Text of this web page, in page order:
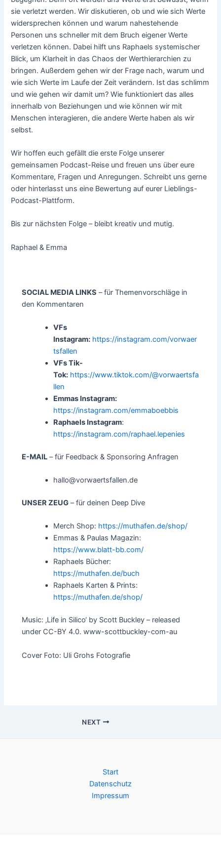
sie verletzt werden. Wir diskutieren, ob und wie sich Werte
widersprechen können und warum nahestehende
Personen uns schneller mit dem Bruch eigener Werte
verletzen können. Dabei hilft uns Raphaels systemischer
Blick, um Klarheit in das Chaos der Werthierarchien zu
bringen. Außerdem gehen wir der Frage nach, warum und
wie sich Werte im Laufe der Zeit verändern. Ist das schlimm
und wie gehen wir damit um? Wie funktioniert das alles
innerhalb von Beziehungen und wie können wir mit
Menschen interagieren, die andere Werte haben als wir
selbst.
Wir hoffen euch gefällt die erste Folge unserer
gemeinsamen Podcast-Reise und freuen uns über eure
Kommentare, Fragen und Anregungen. Schreibt uns gerne
oder hinterlasst uns eine Bewertung auf eurer Lieblings-
Podcast-Plattform.
Bis zur nächsten Folge – bleibt kreativ und mutig.
Raphael & Emma
SOCIAL MEDIA LINKS – für Themenvorschläge in
den Kommentaren
VFs
Instagram: https://instagram.com/vorwaer
tsfallen
VFs Tik-
Tok: https://www.tiktok.com/@vorwaertsfa
llen
Emmas Instagram:
https://instagram.com/emmaboebbis
Raphaels Instagram:
https://instagram.com/raphael.lepenies
E-MAIL – für Feedback & Sponsoring Anfragen
hallo@vorwaertsfallen.de
UNSER ZEUG – für deinen Deep Dive
Merch Shop: https://muthafen.de/shop/
Emmas & Paulas Magazin:
https://www.blatt-bb.com/
Raphaels Bücher:
https://muthafen.de/buch
Raphaels Karten & Prints:
https://muthafen.de/shop/
Music: ‚Life in Silico‘ by Scott Buckley – released
under CC-BY 4.0. www-scottbuckley-com-au
Cover Foto: Uli Grohs Fotografie
NEXT
Start
Datenschutz
Impressum